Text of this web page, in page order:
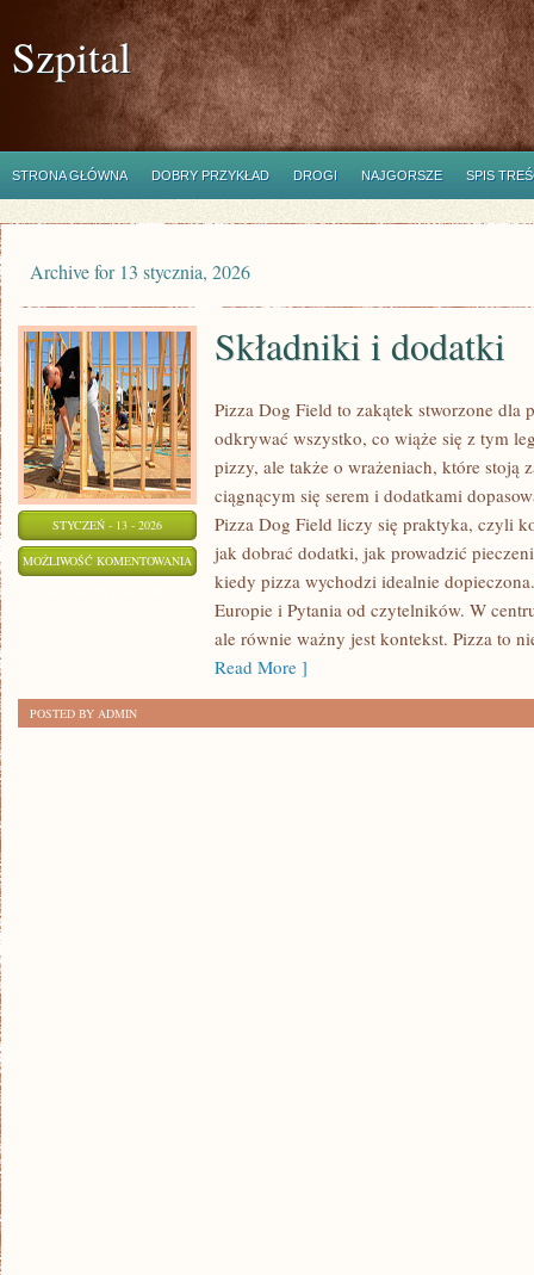
Szpital
STRONA GŁÓWNA DOBRY PRZYKŁAD DROGI NAJGORSZE SPIS
Archive for 13 stycznia, 2026
STYCZEŃ - 13 - 2026
MOŻLIWOŚĆ KOMENTOWANIA SKŁADNIKI
DODATKI
Składniki i dodatki
Pizza Dog Field to zakątek stworzone dla
odkrywać wszystko, co wiąże się z tym
pizzy, ale także o wrażeniach, które stoją
ciągnącym się serem i dodatkami
Pizza Dog Field liczy się praktyka, czyli
jak dobrać dodatki, jak prowadzić
kiedy pizza wychodzi idealnie
Europie i Pytania od czytelników. W
ale równie ważny jest kontekst. Pizza to
Read More ]
POSTED BY ADMIN